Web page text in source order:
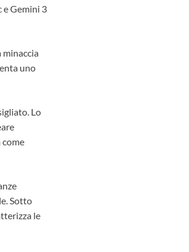
Gemini 3
uno
Lo
come
Sotto
le